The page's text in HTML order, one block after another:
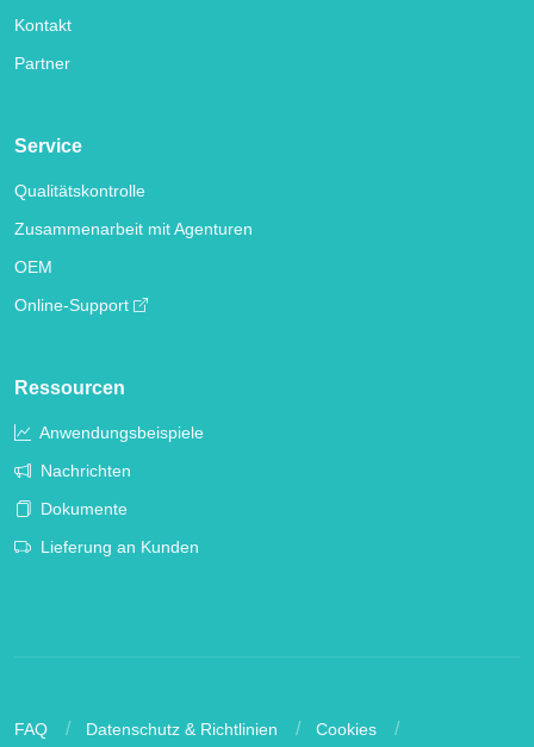
Kontakt
Partner
Service
Qualitätskontrolle
Zusammenarbeit mit Agenturen
OEM
Online-Support
Ressourcen
Anwendungsbeispiele
Nachrichten
Dokumente
Lieferung an Kunden
FAQ Datenschutz & Richtlinien Cookies